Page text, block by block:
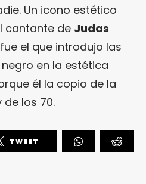
Un icono estético
cantante de Judas
el que introdujo las
en la estética
él la copio de la
de los 70.
TWEET